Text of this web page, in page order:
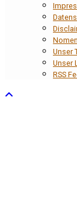
Unser
Unser
RSS